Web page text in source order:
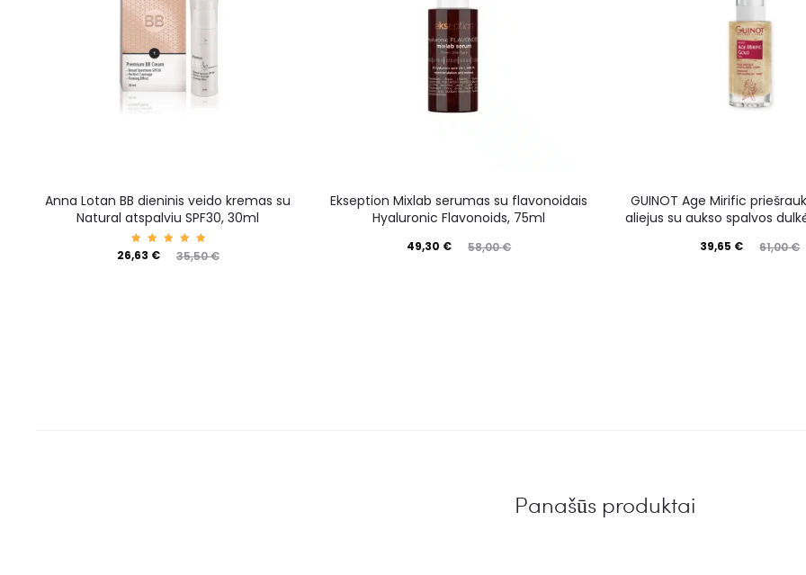
Anna Lotan BB dieninis veido kremas su
Natural atspalviu SPF30, 30ml
Įvertin
imas:
35,50€
26,63 €
Ekseption Mixlab serumas su flavonoidais
Hyaluronic Flavonoids, 75ml
58,00€
49,30 €
GUINOT Age Mirific
aliejus su aukso spalvos
61,00€
39,65 €
Panašūs produktai